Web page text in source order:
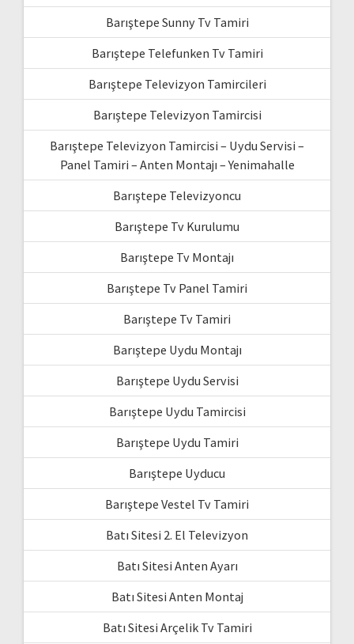
Barıştepe Sunny Tv Tamiri
Barıştepe Telefunken Tv Tamiri
Barıştepe Televizyon Tamircileri
Barıştepe Televizyon Tamircisi
Barıştepe Televizyon Tamircisi – Uydu Servisi –
Panel Tamiri – Anten Montajı – Yenimahalle
Barıştepe Televizyoncu
Barıştepe Tv Kurulumu
Barıştepe Tv Montajı
Barıştepe Tv Panel Tamiri
Barıştepe Tv Tamiri
Barıştepe Uydu Montajı
Barıştepe Uydu Servisi
Barıştepe Uydu Tamircisi
Barıştepe Uydu Tamiri
Barıştepe Uyducu
Barıştepe Vestel Tv Tamiri
Batı Sitesi 2. El Televizyon
Batı Sitesi Anten Ayarı
Batı Sitesi Anten Montaj
Batı Sitesi Arçelik Tv Tamiri